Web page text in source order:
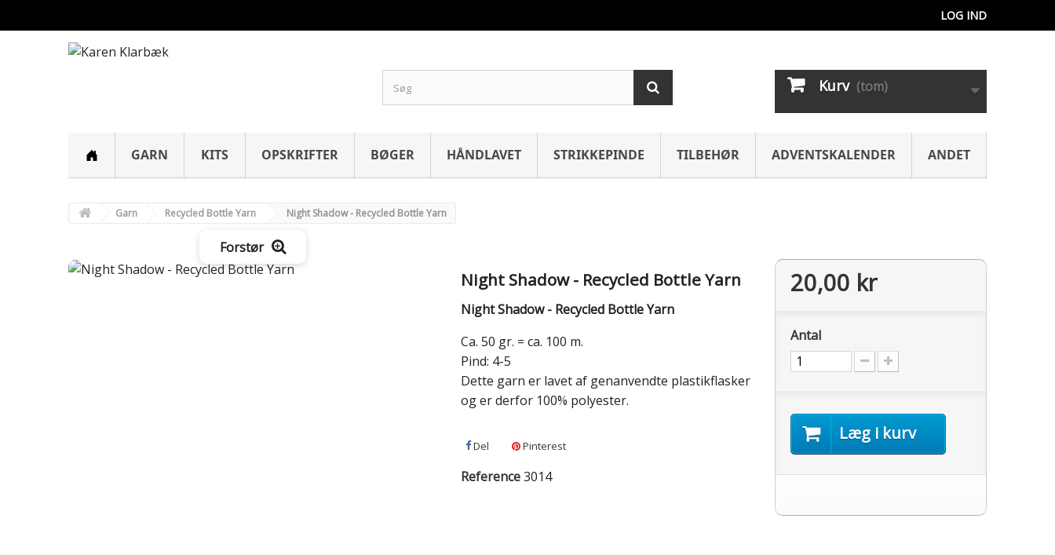
LOG IND
Kurv (tom)
GARN KITS OPSKRIFTER BØGER HÅNDLAVET STRIKKEPINDE TILBEHØR ADVENTSKALENDER ANDET
Garn Recycled Bottle Yarn Night Shadow - Recycled Bottle Yarn
Forstør
Night Shadow - Recycled Bottle Yarn
Night Shadow - Recycled Bottle Yarn
Ca. 50 gr. = ca. 100 m.
Pind: 4-5
Dette garn er lavet af genanvendte plastikflasker
og er derfor 100% polyester.
Del Pinterest
Reference3014
20,00 kr
Antal
Læg i kurv